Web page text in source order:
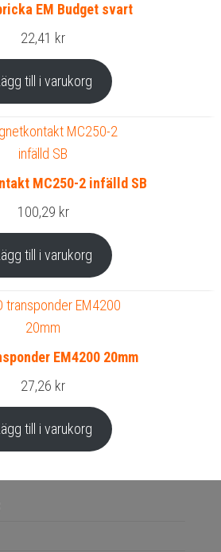
EM Budget svart
22,41 kr
till i varukorg
MC250-2 infälld SB
100,29 kr
till i varukorg
EM4200 20mm
27,26 kr
till i varukorg